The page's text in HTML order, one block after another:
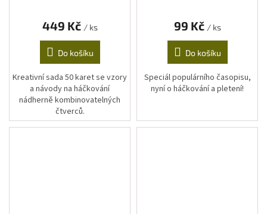
449 Kč / ks
Do košíku
Kreativní sada 50 karet se vzory
a návody na háčkování
nádherně kombinovatelných
čtverců.
99 Kč / ks
Do košíku
Speciál populárního časopisu,
nyní o háčkování a pletení!